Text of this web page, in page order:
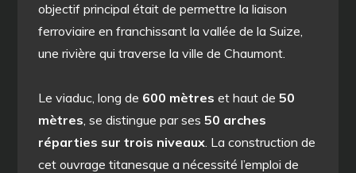
objectif principal était de permettre la liaison
ferroviaire en franchissant la vallée de la Suize,
une rivière qui traverse la ville de Chaumont.
Le viaduc, long de 600 mètres et haut de50
mètres, se distingue par ses50 arches
réparties sur trois niveaux. La construction de
cet ouvrage titanesque a nécessité l’emploi de